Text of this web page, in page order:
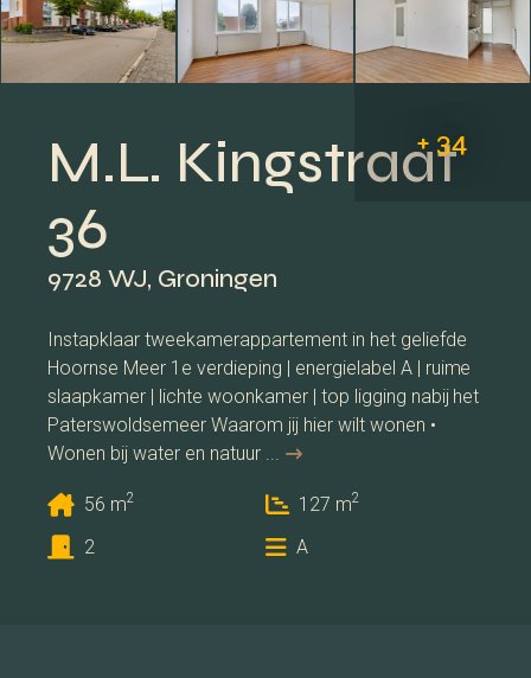
+ 34
M.L. Kingstraat
36
9728 WJ, Groningen
Instapklaar tweekamerappartement in het geliefde
Hoornse Meer 1e verdieping | energielabel A | ruime
slaapkamer | lichte woonkamer | top ligging nabij het
Paterswoldsemeer Waarom jij hier wilt wonen •
Wonen bij water en natuur ...
56 m2 127 m2
2 A